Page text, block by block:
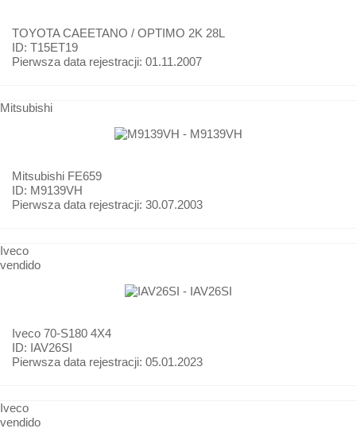
TOYOTACAEETANO / OPTIMO 2K 28L
ID: T15ET19
Pierwsza data rejestracji: 01.11.2007
Mitsubishi
Mitsubishi FE659
ID: M9139VH
Pierwsza data rejestracji: 30.07.2003
Iveco
vendido
Iveco 70-S180 4X4
ID: IAV26SI
Pierwsza data rejestracji: 05.01.2023
Iveco
vendido